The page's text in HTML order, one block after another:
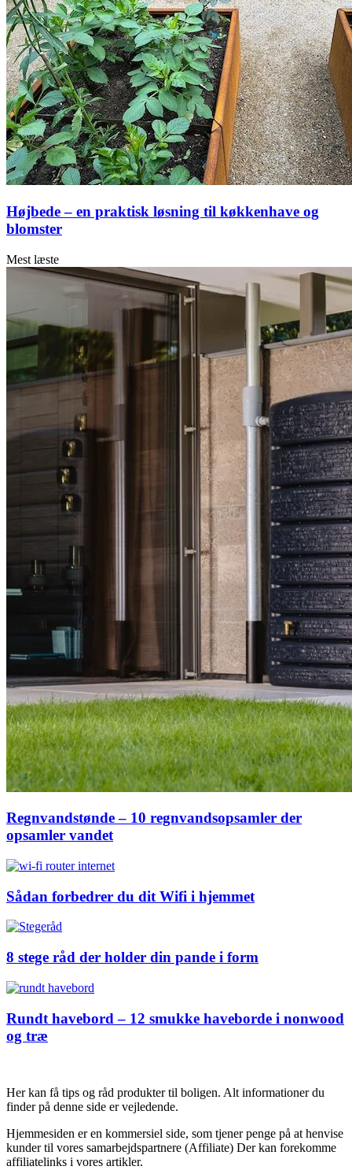
Højbede – en praktisk løsning til køkkenhave og
blomster
Mest læste
Regnvandstønde – 10 regnvandsopsamler der
opsamler vandet
Sådan forbedrer du dit Wifi i hjemmet
8 stege råd der holder din pande i form
Rundt havebord – 12 smukke haveborde i nonwood
og træ
Her kan få tips og råd produkter til boligen. Alt informationer du
finder på denne side er vejledende.
Hjemmesiden er en kommersiel side, som tjener penge på at henvise
kunder til vores samarbejdspartnere (Affiliate) Der kan forekomme
affiliatelinks i vores artikler.